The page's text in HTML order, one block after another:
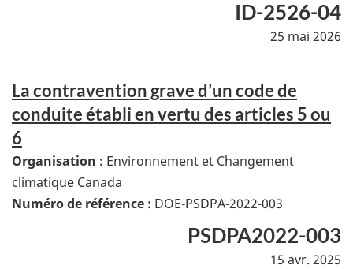
ID-2526-04
25 mai 2026
La contravention grave d’un code de
conduite établi en vertu des articles 5 ou
6
Organisation : Environnement et Changement
climatique Canada
Numéro de référence : DOE-PSDPA-2022-003
PSDPA2022-003
15 avr. 2025